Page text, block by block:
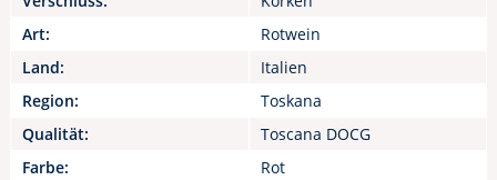
Art:
Rotwein
Land:
Italien
Region:
Toskana
Qualität:
Toscana DOCG
Farbe:
Rot